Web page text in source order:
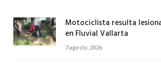
Motociclista resulta
en Fluvial Vallarta
7 agosto, 2026